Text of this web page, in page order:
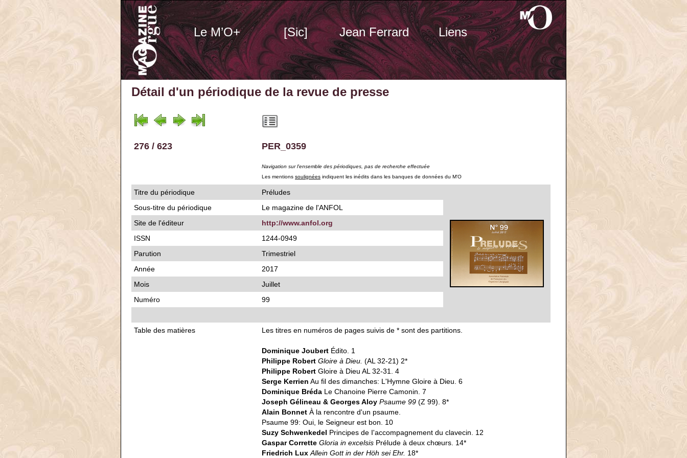
Le M’O+ [Sic] Jean Ferrard Liens
Détail d'un périodique de la revue de presse
276 / 623 PER_0359
Navigation sur l'ensemble des périodiques, pas de recherche effectuée
Les mentions soulignées indiquent les inédits dans les banques de données du M'O
Titre du périodique
Préludes
Sous-titre du périodique
Le magazine de l'ANFOL
Site de l'éditeur
http://www.anfol.org
ISSN
1244-0949
Parution
Trimestriel
Année
2017
Mois
Juillet
Numéro
99
Table des matières Les titres en numéros de pages suivis de * sont des partitions.
Dominique Joubert Édito. 1
Philippe Robert Gloire à Dieu. (AL 32-21) 2*
Philippe Robert Gloire à Dieu AL 32-31. 4
Serge Kerrien Au fil des dimanches: L'Hymne Gloire à Dieu. 6
Dominique Bréda Le Chanoine Pierre Camonin. 7
Joseph Gélineau & Georges Aloy Psaume 99 (Z 99). 8*
Alain Bonnet À la rencontre d'un psaume.
Psaume 99: Oui, le Seigneur est bon. 10
Suzy Schwenkedel Principes de I'accompagnement du clavecin. 12
Gaspar Corrette Gloria in excelsis Prélude à deux chœurs. 14*
Friedrich Lux Allein Gott in der Höh sei Ehr. 18*